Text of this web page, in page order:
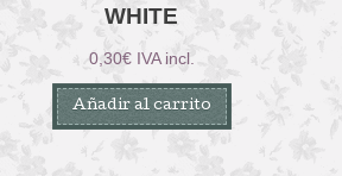
WHITE
0,30€ IVA incl.
Añadir al carrito